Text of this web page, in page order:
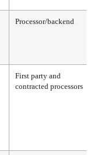
Processor/backend
First party and
contracted processors